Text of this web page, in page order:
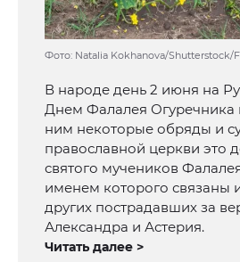
Фото: Natalia Kokhanova/Shutterstock/
В народе день 2 июня на
Днем Фалалея Огуречника
ним некоторые обряды и
православной церкви это
святого мучеников
именем которого связаны
других пострадавших за
Александра и Астерия.
Читать далее >